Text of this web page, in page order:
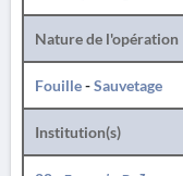
Nature de l'opération
Fouille-Sauvetage
Institution(s)